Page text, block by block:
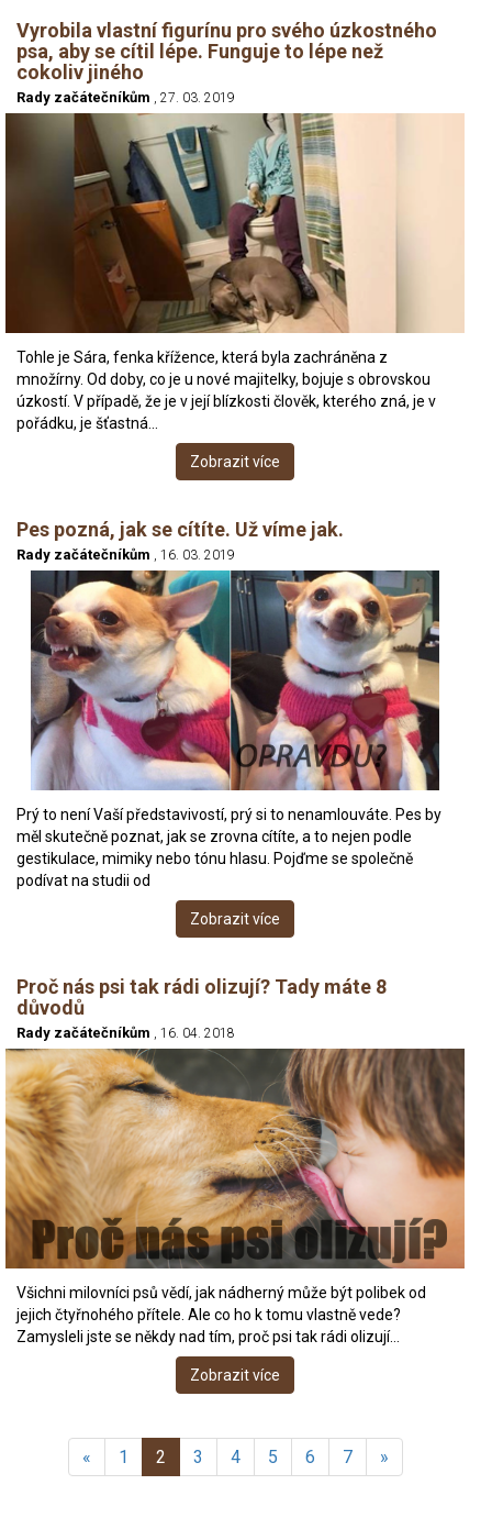
Vyrobila vlastní figurínu pro svého úzkostného
psa, aby se cítil lépe. Funguje to lépe než
cokoliv jiného
Rady začátečníkům , 27. 03. 2019
Tohle je Sára, fenka křížence, která byla zachráněna z
množírny. Od doby, co je u nové majitelky, bojuje s obrovskou
úzkostí. V případě, že je v její blízkosti člověk, kterého zná, je v
pořádku, je šťastná…
Zobrazit více
Pes pozná, jak se cítíte. Už víme jak.
Rady začátečníkům , 16. 03. 2019
Prý to není Vaší představivostí, prý si to nenamlouváte. Pes by
měl skutečně poznat, jak se zrovna cítíte, a to nejen podle
gestikulace, mimiky nebo tónu hlasu. Pojďme se společně
podívat na studii od
Zobrazit více
Proč nás psi tak rádi olizují? Tady máte 8
důvodů
Rady začátečníkům , 16. 04. 2018
Všichni milovníci psů vědí, jak nádherný může být polibek od
jejich čtyřnohého přítele. Ale co ho k tomu vlastně vede?
Zamysleli jste se někdy nad tím, proč psi tak rádi olizují…
Zobrazit více
« 1 2 3 4 5 6 7 »